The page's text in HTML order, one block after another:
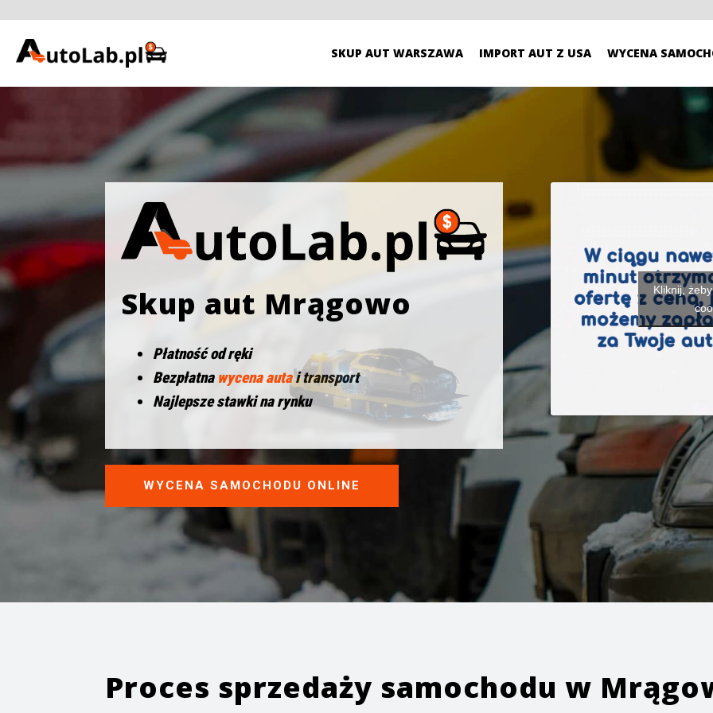
SKUP AUT WARSZAWA IMPORT AUT Z USA WYCENA
Skup aut Mrągowo
Płatność od ręki
Bezpłatna wycena autai transport
Najlepsze stawki na rynku
WYCENA SAMOCHODU ONLINE
Kliknij,
Proces sprzedaży samochodu w